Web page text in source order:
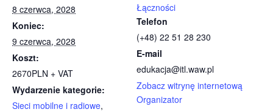
8 czerwca, 2028
Koniec:
9 czerwca, 2028
Koszt:
2670PLN + VAT
Wydarzenie kategorie:
Sieci mobilne i radiowe,
Łączności
Telefon
(+48) 22 51 28 230
E-mail
edukacja@itl.waw.pl
Zobacz witrynę internetową
Organizator